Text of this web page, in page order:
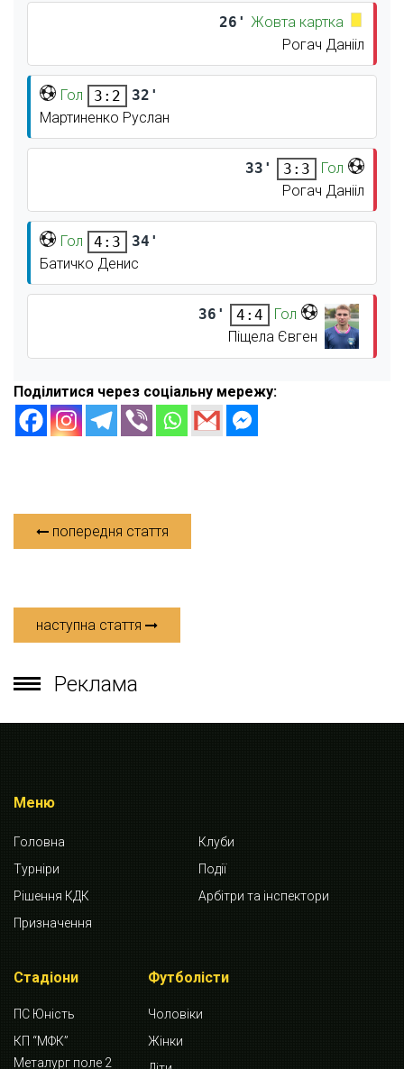
26' Жовта картка
Рогач Данііл
Гол 3:2
32'
Мартиненко Руслан
33' 3:3
Гол
Рогач Данііл
Гол 4:3
34'
Батичко Денис
36' 4:4
Гол
Піщела Євген
Поділитися через соціальну мережу:
попередня стаття
наступна стаття
Реклама
Меню
Головна
Клуби
Турніри
Події
Рішення КДК
Арбітри та інспектори
Призначення
Стадіони
ПС Юність
КП “МФК”
Металург поле 2
Футболісти
Чоловіки
Жінки